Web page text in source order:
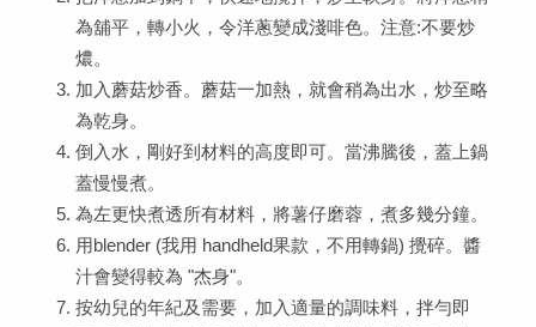
為舖平，轉小火，令洋蔥變成淺啡色。注意:不要炒
燶。
加入蘑菇炒香。蘑菇一加熱，就會稍為出水，炒至略
為乾身。
倒入水，剛好到材料的高度即可。當沸騰後，蓋上鍋
蓋慢慢煮。
為左更快煮透所有材料，將薯仔磨蓉，煮多幾分鐘。
用blender (我用 handheld果款，不用轉鍋) 攪碎。醬
汁會變得較為 "杰身"。
按幼兒的年紀及需要，加入適量的調味料，拌勻即